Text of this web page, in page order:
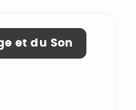
et du Son